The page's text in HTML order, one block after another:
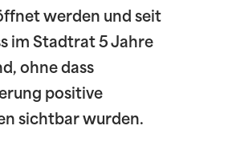
werden und seit
im Stadtrat 5 Jahre
ohne dass
positive
sichtbar wurden.